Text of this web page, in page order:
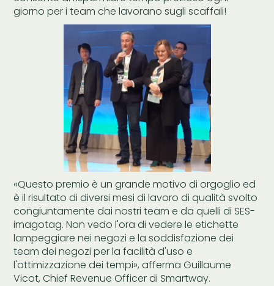
giorno per i team che lavorano sugli scaffali!
«Questo premio è un grande motivo di orgoglio ed
è il risultato di diversi mesi di lavoro di qualità svolto
congiuntamente dai nostri team e da quelli di SES-
imagotag. Non vedo l'ora di vedere le etichette
lampeggiare nei negozi e la soddisfazione dei
team dei negozi per la facilità d'uso e
l'ottimizzazione dei tempi», afferma Guillaume
Vicot, Chief Revenue Officer di Smartway.